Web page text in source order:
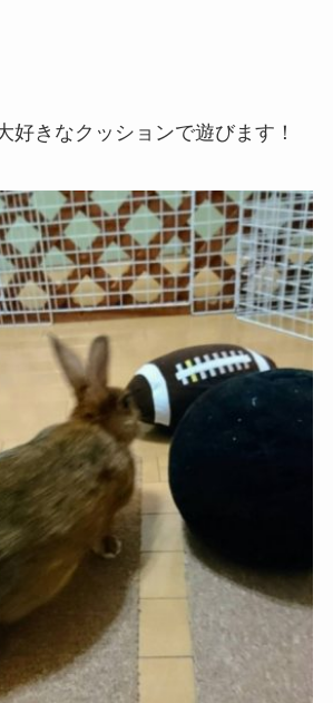
好きなクッションで遊びます！